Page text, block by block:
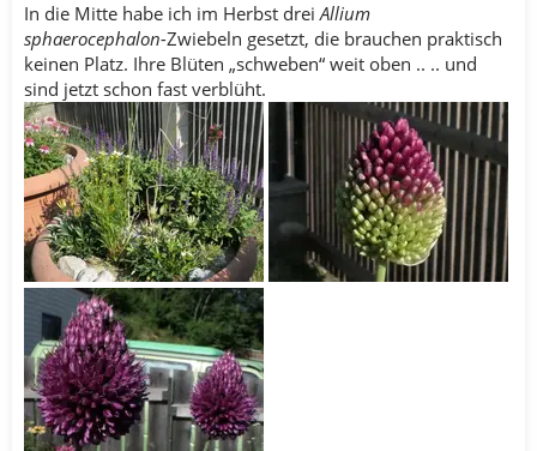
In die Mitte habe ich im Herbst dreiAllium
sphaerocephalon-Zwiebeln gesetzt, die brauchen praktisch
keinen Platz. Ihre Blüten „schweben“ weit oben .. .. und
sind jetzt schon fast verblüht.